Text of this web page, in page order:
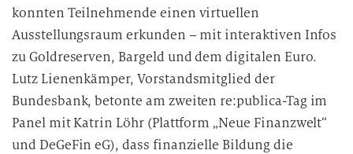
konnten Teilnehmende einen virtuellen
Ausstellungsraum erkunden – mit interaktiven Infos
zu Goldreserven, Bargeld und dem digitalen Euro.
Lutz Lienenkämper, Vorstandsmitglied der
Bundesbank, betonte am zweiten re:publica-Tag im
Panel mit Katrin Löhr (Plattform „Neue Finanzwelt“
und DeGeFin eG), dass finanzielle Bildung die